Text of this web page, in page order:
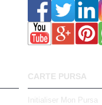
CARTE PURSA
Initialiser Mon Pursa